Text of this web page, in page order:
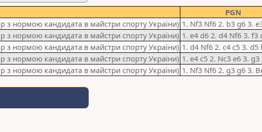
PGN
з нормою кандидата в майстри спорту України) 1. Nf3 Nf6 2. b3 g6 3.
з нормою кандидата в майстри спорту України) 1. e4 d6 2. d4 Nf6 3. f3
з нормою кандидата в майстри спорту України) 1. d4 Nf6 2. c4 c5 3. d5
з нормою кандидата в майстри спорту України) 1. e4 c5 2. Nc3 e6 3. g3
з нормою кандидата в майстри спорту України) 1. Nf3 Nf6 2. g3 g6 3.